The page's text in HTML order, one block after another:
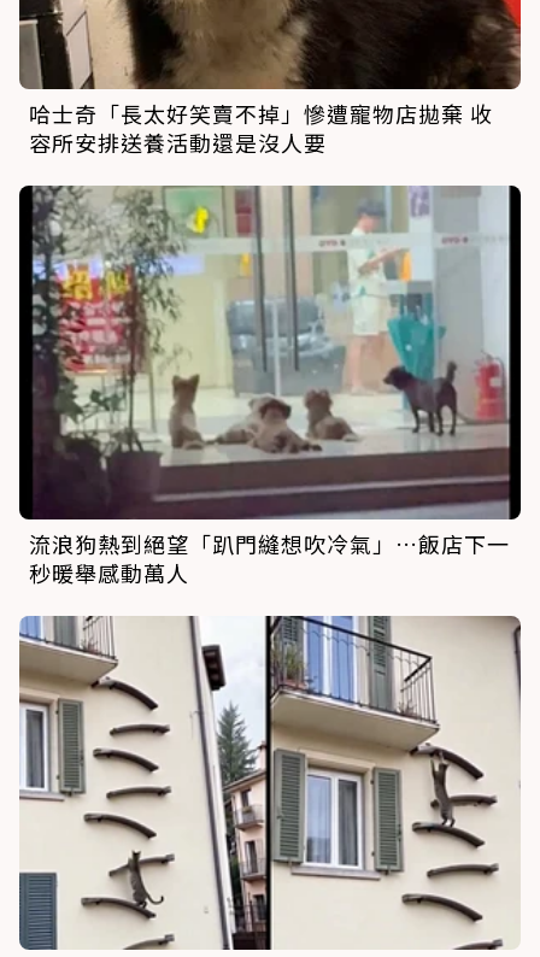
哈士奇「長太好笑賣不掉」慘遭寵物店拋棄 收
容所安排送養活動還是沒人要
流浪狗熱到絕望「趴門縫想吹冷氣」…飯店下一
秒暖舉感動萬人